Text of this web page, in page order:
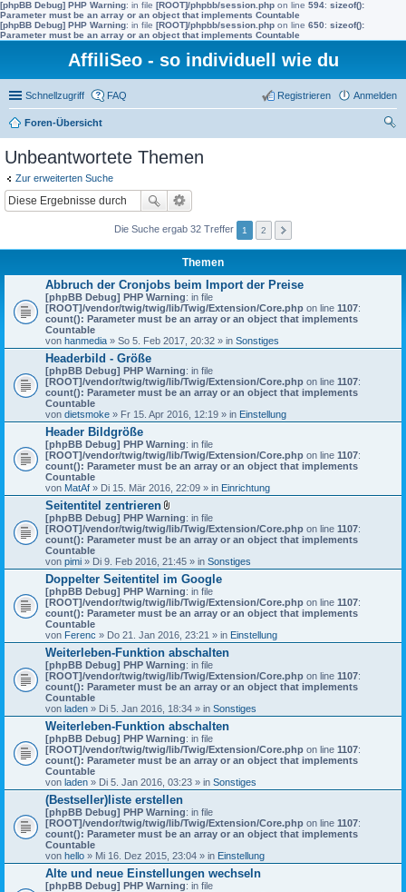
[phpBB Debug] PHP Warning: in file [ROOT]/phpbb/session.php on line 594: sizeof():
Parameter must be an array or an object that implements Countable
[phpBB Debug] PHP Warning: in file [ROOT]/phpbb/session.php on line 650: sizeof():
Parameter must be an array or an object that implements Countable
AffiliSeo - so individuell wie du
Schnellzugriff FAQ Anmelden
Registrieren
Foren-Übersicht
Unbeantwortete Themen
Zur erweiterten Suche
Die Suche ergab 32 Treffer 1 2
Themen
Abbruch der Cronjobs beim Import der Preise
[phpBB Debug] PHP Warning: in file
[ROOT]/vendor/twig/twig/lib/Twig/Extension/Core.php on line 1107:
count(): Parameter must be an array or an object that implements
Countable
von hanmedia » So 5. Feb 2017, 20:32 » in Sonstiges
Headerbild - Größe
[phpBB Debug] PHP Warning: in file
[ROOT]/vendor/twig/twig/lib/Twig/Extension/Core.php on line 1107:
count(): Parameter must be an array or an object that implements
Countable
von dietsmoke » Fr 15. Apr 2016, 12:19 » in Einstellung
Header Bildgröße
[phpBB Debug] PHP Warning: in file
[ROOT]/vendor/twig/twig/lib/Twig/Extension/Core.php on line 1107:
count(): Parameter must be an array or an object that implements
Countable
von MatAf » Di 15. Mär 2016, 22:09 » in Einrichtung
Seitentitel zentrieren
D
a
t
i
a
n
h
a
n
[phpBB Debug] PHP Warning: in file
[ROOT]/vendor/twig/twig/lib/Twig/Extension/Core.php on line 1107:
count(): Parameter must be an array or an object that implements
Countable
von pimi » Di 9. Feb 2016, 21:45 » in Sonstiges
Doppelter Seitentitel im Google
[phpBB Debug] PHP Warning: in file
[ROOT]/vendor/twig/twig/lib/Twig/Extension/Core.php on line 1107:
count(): Parameter must be an array or an object that implements
Countable
von Ferenc » Do 21. Jan 2016, 23:21 » in Einstellung
Weiterleben-Funktion abschalten
[phpBB Debug] PHP Warning: in file
[ROOT]/vendor/twig/twig/lib/Twig/Extension/Core.php on line 1107:
count(): Parameter must be an array or an object that implements
Countable
von laden » Di 5. Jan 2016, 18:34 » in Sonstiges
Weiterleben-Funktion abschalten
[phpBB Debug] PHP Warning: in file
[ROOT]/vendor/twig/twig/lib/Twig/Extension/Core.php on line 1107:
count(): Parameter must be an array or an object that implements
Countable
von laden » Di 5. Jan 2016, 03:23 » in Sonstiges
(Bestseller)liste erstellen
[phpBB Debug] PHP Warning: in file
[ROOT]/vendor/twig/twig/lib/Twig/Extension/Core.php on line 1107:
count(): Parameter must be an array or an object that implements
Countable
von hello » Mi 16. Dez 2015, 23:04 » in Einstellung
Alte und neue Einstellungen wechseln
[phpBB Debug] PHP Warning: in file